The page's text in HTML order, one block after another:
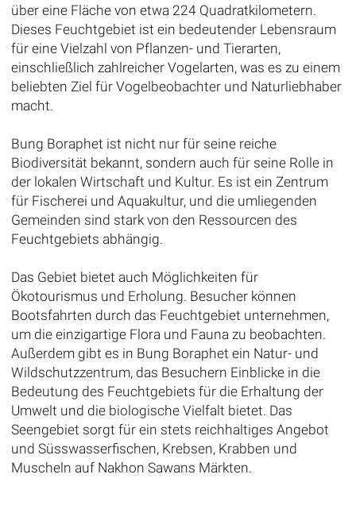
über eine Fläche von etwa 224 Quadratkilometern.
Dieses Feuchtgebiet ist ein bedeutender Lebensraum
für eine Vielzahl von Pflanzen- und Tierarten,
einschließlich zahlreicher Vogelarten, was es zu einem
beliebten Ziel für Vogelbeobachter und Naturliebhaber
macht.
Bung Boraphet ist nicht nur für seine reiche
Biodiversität bekannt, sondern auch für seine Rolle in
der lokalen Wirtschaft und Kultur. Es ist ein Zentrum
für Fischerei und Aquakultur, und die umliegenden
Gemeinden sind stark von den Ressourcen des
Feuchtgebiets abhängig.
Das Gebiet bietet auch Möglichkeiten für
Ökotourismus und Erholung. Besucher können
Bootsfahrten durch das Feuchtgebiet unternehmen,
um die einzigartige Flora und Fauna zu beobachten.
Außerdem gibt es in Bung Boraphet ein Natur- und
Wildschutzzentrum, das Besuchern Einblicke in die
Bedeutung des Feuchtgebiets für die Erhaltung der
Umwelt und die biologische Vielfalt bietet. Das
Seengebiet sorgt für ein stets reichhaltiges Angebot
und Süsswasserfischen, Krebsen, Krabben und
Muscheln auf Nakhon Sawans Märkten.